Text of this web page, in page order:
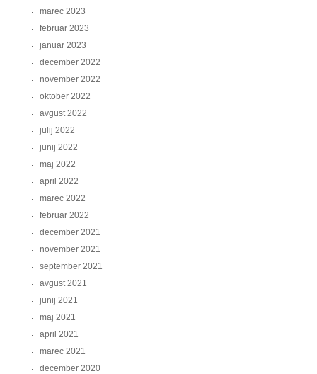
marec 2023
februar 2023
januar 2023
december 2022
november 2022
oktober 2022
avgust 2022
julij 2022
junij 2022
maj 2022
april 2022
marec 2022
februar 2022
december 2021
november 2021
september 2021
avgust 2021
junij 2021
maj 2021
april 2021
marec 2021
december 2020